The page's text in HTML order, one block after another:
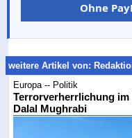
Ohne
weitere Artikel von:
Europa -- Politik
Terrorverherrlichung
Dalal Mughrabi